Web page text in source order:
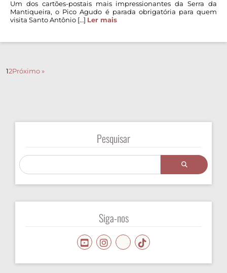
Um dos cartões-postais mais impressionantes da Serra da
Mantiqueira, o Pico Agudo é parada obrigatória para quem
visita Santo Antônio […] Ler mais
12Próximo »
Pesquisar
Siga-nos